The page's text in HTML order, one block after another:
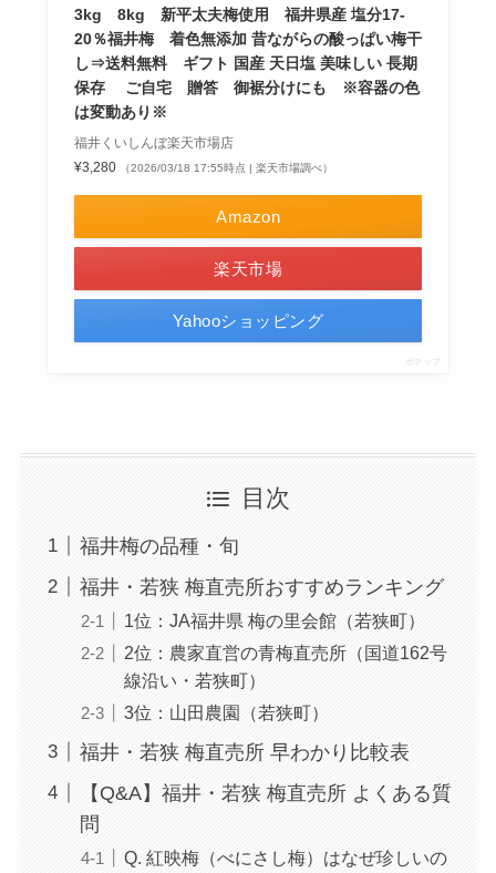
3kg 8kg 新平太夫梅使用 福井県産 塩分17-
20％福井梅 着色無添加 昔ながらの酸っぱい梅干
し⇒送料無料 ギフト 国産 天日塩 美味しい 長期
保存 ご自宅 贈答 御裾分けにも ※容器の色
は変動あり※
福井くいしんぼ楽天市場店
¥3,280
（2026/03/18 17:55時点 | 楽天市場調べ）
Amazon
楽天市場
Yahooショッピング
ポチップ
目次
福井梅の品種・旬
福井・若狭 梅直売所おすすめランキング
1位：JA福井県 梅の里会館（若狭町）
2位：農家直営の青梅直売所（国道162号
線沿い・若狭町）
3位：山田農園（若狭町）
福井・若狭 梅直売所 早わかり比較表
【Q&A】福井・若狭 梅直売所 よくある質
問
Q. 紅映梅（べにさし梅）はなぜ珍しいの